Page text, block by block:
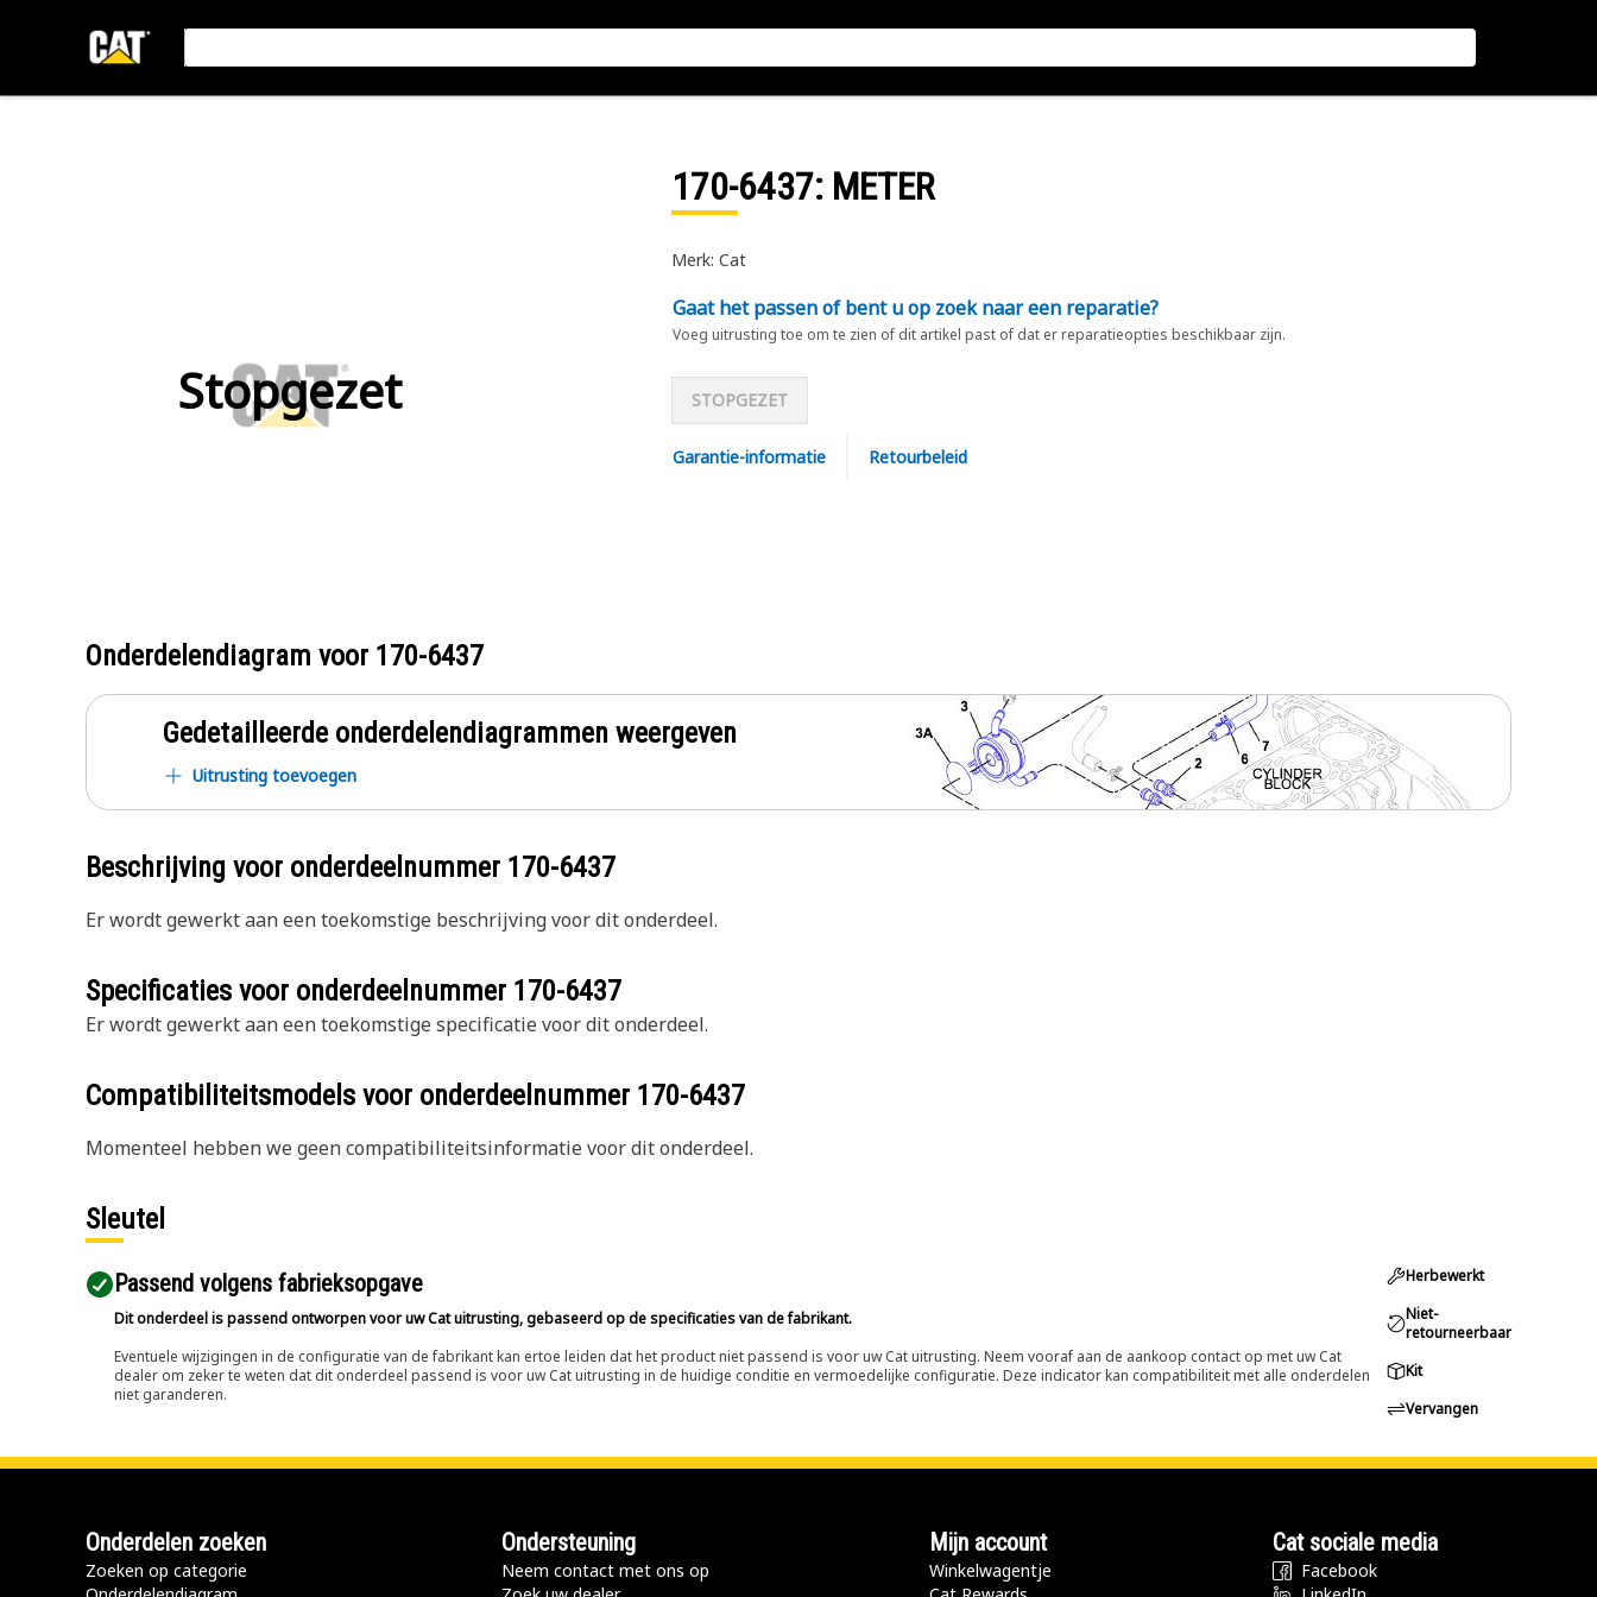
Stopgezet
170-6437: METER
Merk: Cat
Gaat het passen of bent u op zoek naar een reparatie?
Voeg uitrusting toe om te zien of dit artikel past of dat er reparatieopties beschikbaar zijn.
STOPGEZET
Garantie-informatie Retourbeleid
Onderdelendiagram voor 170-6437
Gedetailleerde onderdelendiagrammen weergeven
Uitrusting toevoegen
Beschrijving voor onderdeelnummer 170-6437
Er wordt gewerkt aan een toekomstige beschrijving voor dit onderdeel.
Specificaties voor onderdeelnummer 170-6437
Er wordt gewerkt aan een toekomstige specificatie voor dit onderdeel.
Compatibiliteitsmodels voor onderdeelnummer 170-6437
Momenteel hebben we geen compatibiliteitsinformatie voor dit onderdeel.
Sleutel
Passend volgens fabrieksopgave
Dit onderdeel is passend ontworpen voor uw Cat uitrusting, gebaseerd op de specificaties van de fabrikant.
Eventuele wijzigingen in de configuratie van de fabrikant kan ertoe leiden dat het product niet passend is voor uw Cat uitrusting. Neem vooraf aan de aankoop contact op met uw Cat
dealer om zeker te weten dat dit onderdeel passend is voor uw Cat uitrusting in de huidige conditie en vermoedelijke configuratie. Deze indicator kan compatibiliteit met alle onderdelen
niet garanderen.
Herbewerkt
Niet-
retourneerbaar
Kit
Vervangen
Onderdelen zoeken
Zoeken op categorie
Ondersteuning
Neem contact met ons op
Mijn account
Winkelwagentje
Cat sociale media
Facebook